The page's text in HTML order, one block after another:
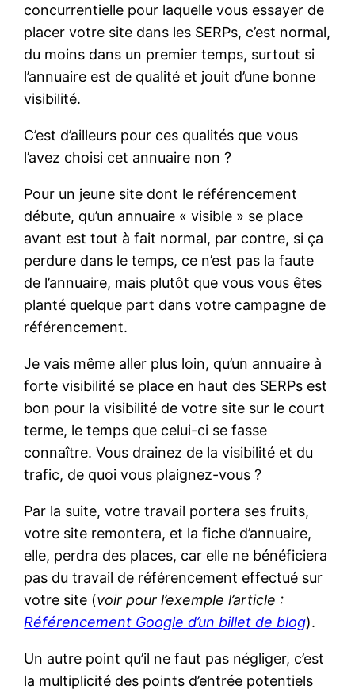
concurrentielle pour laquelle vous essayer de
placer votre site dans les SERPs, c’est normal,
du moins dans un premier temps, surtout si
l’annuaire est de qualité et jouit d’une bonne
visibilité.
C’est d’ailleurs pour ces qualités que vous
l’avez choisi cet annuaire non ?
Pour un jeune site dont le référencement
débute, qu’un annuaire « visible » se place
avant est tout à fait normal, par contre, si ça
perdure dans le temps, ce n’est pas la faute
de l’annuaire, mais plutôt que vous vous êtes
planté quelque part dans votre campagne de
référencement.
Je vais même aller plus loin, qu’un annuaire à
forte visibilité se place en haut des SERPs est
bon pour la visibilité de votre site sur le court
terme, le temps que celui-ci se fasse
connaître. Vous drainez de la visibilité et du
trafic, de quoi vous plaignez-vous ?
Par la suite, votre travail portera ses fruits,
votre site remontera, et la fiche d’annuaire,
elle, perdra des places, car elle ne bénéficiera
pas du travail de référencement effectué sur
votre site (voir pour l’exemple l’article :
Référencement Google d’un billet de blog).
Un autre point qu’il ne faut pas négliger, c’est
la multiplicité des points d’entrée potentiels